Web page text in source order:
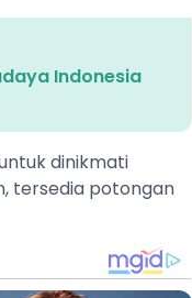
Indonesia
dinikmati
tersedia potongan